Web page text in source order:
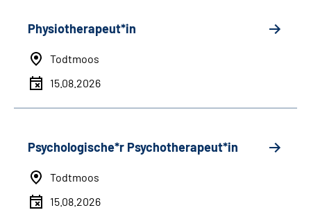
Physiotherapeut*in
Todtmoos
15.08.2026
Psychologische*r Psychotherapeut*in
Todtmoos
15.08.2026